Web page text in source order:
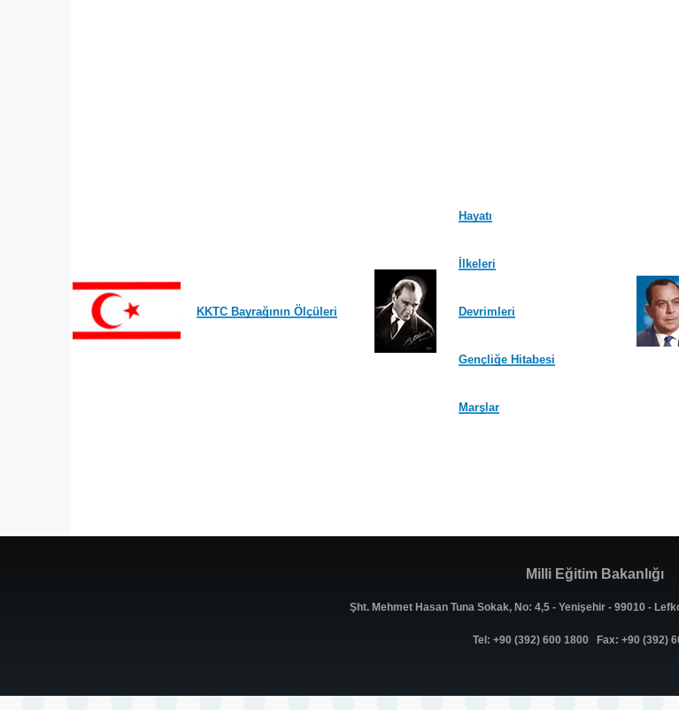
KKTC Bayrağının Ölçüleri
Hayatı
İlkeleri
Devrimleri
Gençliğe Hitabesi
Marşlar
Milli Eğitim Bakanlığı
Şht. Mehmet Hasan Tuna Sokak, No: 4,5 - Yenişehir - 99010 -
Tel: +90 (392) 600 1800 Fax: +90 (392)